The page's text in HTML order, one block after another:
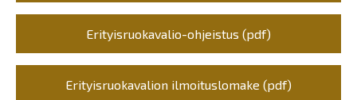
Erityisruokavalio-ohjeistus (pdf)
Erityisruokavalion ilmoituslomake (pdf)